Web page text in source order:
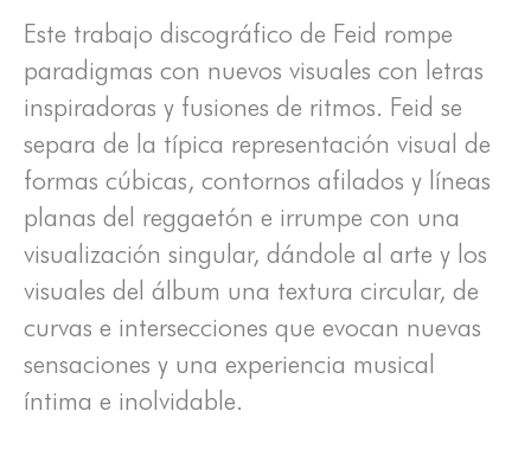
Este trabajo discográfico de Feid rompe
paradigmas con nuevos visuales con letras
inspiradoras y fusiones de ritmos. Feid se
separa de la típica representación visual de
formas cúbicas, contornos afilados y líneas
planas del reggaetón e irrumpe con una
visualización singular, dándole al arte y los
visuales del álbum una textura circular, de
curvas e intersecciones que evocan nuevas
sensaciones y una experiencia musical
íntima e inolvidable.